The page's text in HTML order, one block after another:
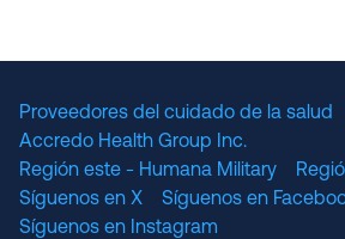
Proveedores del cuidado de la salud
Accredo Health Group Inc.
Región este - Humana Military
Síguenos en X
Síguenos en
Síguenos en Instagram